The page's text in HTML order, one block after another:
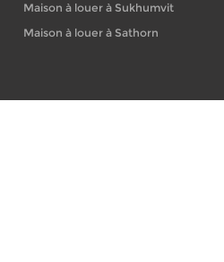
Maison à louer à Sukhumvit
Maison à louer à Sathorn